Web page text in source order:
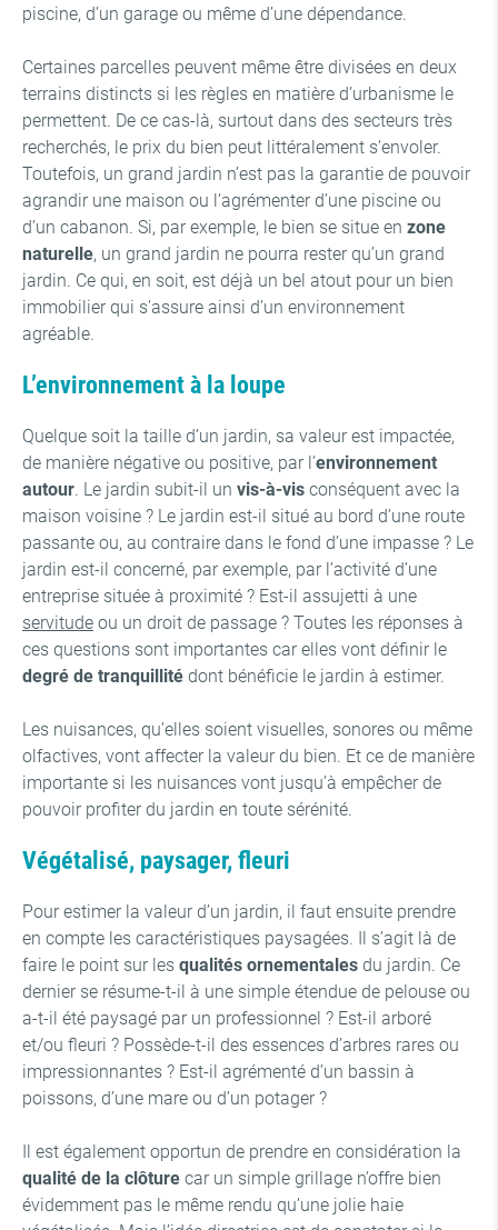
piscine, d’un garage ou même d’une dépendance.
Certaines parcelles peuvent même être divisées en deux
terrains distincts si les règles en matière d’urbanisme le
permettent. De ce cas-là, surtout dans des secteurs très
recherchés, le prix du bien peut littéralement s’envoler.
Toutefois, un grand jardin n’est pas la garantie de pouvoir
agrandir une maison ou l’agrémenter d’une piscine ou
d’un cabanon. Si, par exemple, le bien se situe en zone
naturelle, un grand jardin ne pourra rester qu’un grand
jardin. Ce qui, en soit, est déjà un bel atout pour un bien
immobilier qui s’assure ainsi d’un environnement
agréable.
L’environnement à la loupe
Quelque soit la taille d’un jardin, sa valeur est impactée,
de manière négative ou positive, par l’environnement
autour. Le jardin subit-il un vis-à-vis conséquent avec la
maison voisine ? Le jardin est-il situé au bord d’une route
passante ou, au contraire dans le fond d’une impasse ? Le
jardin est-il concerné, par exemple, par l’activité d’une
entreprise située à proximité ? Est-il assujetti à une
servitude ou un droit de passage ? Toutes les réponses à
ces questions sont importantes car elles vont définir le
degré de tranquillité dont bénéficie le jardin à estimer.
Les nuisances, qu’elles soient visuelles, sonores ou même
olfactives, vont affecter la valeur du bien. Et ce de manière
importante si les nuisances vont jusqu’à empêcher de
pouvoir profiter du jardin en toute sérénité.
Végétalisé, paysager, fleuri
Pour estimer la valeur d’un jardin, il faut ensuite prendre
en compte les caractéristiques paysagées. Il s’agit là de
faire le point sur les qualités ornementales du jardin. Ce
dernier se résume-t-il à une simple étendue de pelouse ou
a-t-il été paysagé par un professionnel ? Est-il arboré
et/ou fleuri ? Possède-t-il des essences d’arbres rares ou
impressionnantes ? Est-il agrémenté d’un bassin à
poissons, d’une mare ou d’un potager ?
Il est également opportun de prendre en considération la
qualité de la clôture car un simple grillage n’offre bien
évidemment pas le même rendu qu’une jolie haie